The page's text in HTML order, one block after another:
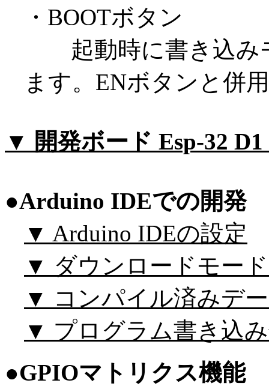
・BOOTボタン
起動時に書き込み
ます。ENボタンと併
▼ 開発ボード Esp-32
●Arduino IDEでの開発
▼ Arduino IDEの設定
▼ ダウンロードモー
▼ コンパイル済みデ
▼ プログラム書き込
●GPIOマトリクス機能